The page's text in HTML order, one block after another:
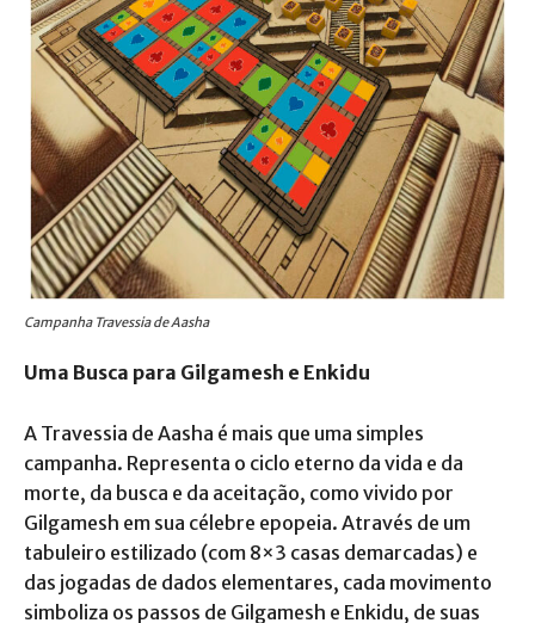
Campanha Travessia de Aasha
Uma Busca para Gilgamesh e Enkidu
A Travessia de Aasha é mais que uma simples
campanha. Representa o ciclo eterno da vida e da
morte, da busca e da aceitação, como vivido por
Gilgamesh em sua célebre epopeia. Através de um
tabuleiro estilizado (com 8×3 casas demarcadas) e
das jogadas de dados elementares, cada movimento
simboliza os passos de Gilgamesh e Enkidu, de suas